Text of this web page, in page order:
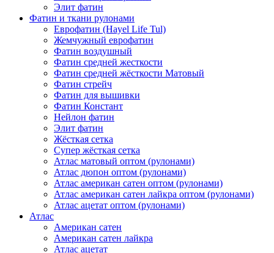
Элит фатин
Фатин и ткани рулонами
Еврофатин (Hayel Life Tul)
Жемчужный еврофатин
Фатин воздушный
Фатин средней жесткости
Фатин средней жёсткости Матовый
Фатин стрейч
Фатин для вышивки
Фатин Констант
Нейлон фатин
Элит фатин
Жёсткая сетка
Супер жёсткая сетка
Атлас матовый оптом (рулонами)
Атлас дюпон оптом (рулонами)
Атлас американ сатен оптом (рулонами)
Атлас американ сатен лайкра оптом (рулонами)
Атлас ацетат оптом (рулонами)
Атлас
Американ сатен
Американ сатен лайкра
Атлас ацетат